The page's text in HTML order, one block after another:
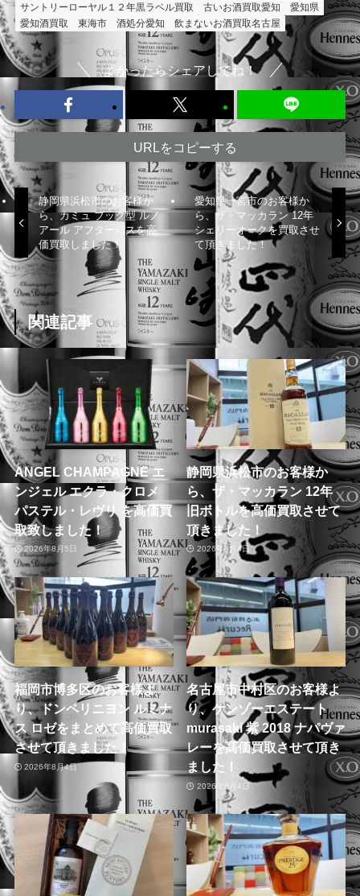
サントリーローヤル１２年黒ラベル買取
古いお酒買取愛知
愛知県
愛知酒買取
東海市 酒処分愛知 飲まないお酒買取名古屋
よかったらシェアしてね！
URLをコピーする
静岡県浜松市のお客様か
ら、カミュ ブック型 ルノ
アール アフターバスを高
価買取しました！
愛知県一宮市のお客様か
ら、ザ・マッカラン 12年
シェリーオークを買取させ
て頂きました！
関連記事
ANGEL CHAMPAGNE エ
ンジェル エクラ・クロメ
パステル・レヴリ を高価買
取致しました！
2026年8月5日
静岡県浜松市のお客様か
ら、ザ・マッカラン 12年
旧ボトルを高価買取させて
頂きました！
2026年8月4日
福岡市博多区のお客様よ
り、ドンペリニヨン ルミナ
ス ロゼをまとめて高価買取
させて頂きました！
2026年8月4日
名古屋市中村区のお客様よ
り、ケンゾーエステート
murasaki 紫 2018 ナパヴァ
レーを高価買取させて頂き
ました！
2026年8月4日